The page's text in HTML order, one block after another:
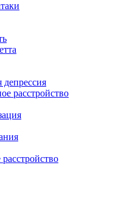
депрессия
расстройство